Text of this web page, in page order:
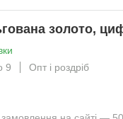
золото,
9
Опт і роздріб